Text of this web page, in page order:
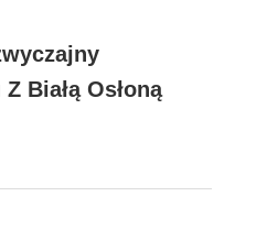
Białą Osłoną